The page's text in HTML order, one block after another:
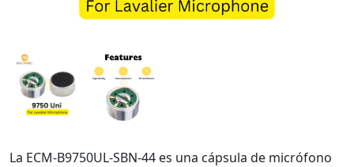
La ECM-B9750UL-SBN-44 es una cápsula de micrófono